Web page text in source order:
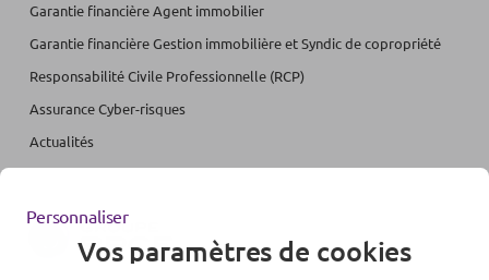
Garantie financière Agent immobilier
Garantie financière Gestion immobilière et Syndic de copropriété
Responsabilité Civile Professionnelle (RCP)
Assurance Cyber-risques
Actualités
Personnaliser
Vos paramètres de cookies